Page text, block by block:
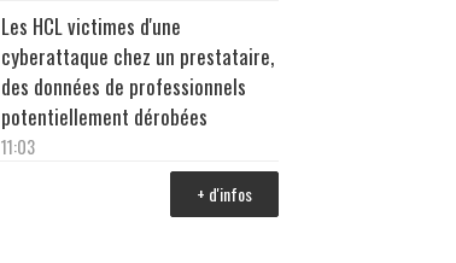
Les HCL victimes d'une
cyberattaque chez un prestataire,
des données de professionnels
potentiellement dérobées
11:03
+ d'infos